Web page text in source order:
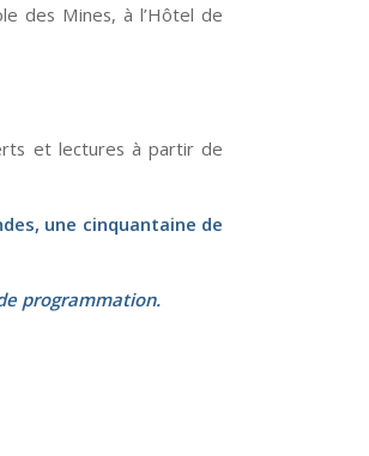
des Mines, à l’Hôtel de
et lectures à partir de
une cinquantaine de
programmation.